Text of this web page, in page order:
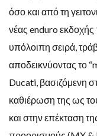
όσο και από τη
νέας enduro
υπόλοιπη σειρά,
αποδεικνύοντας το
Ducati, βασιζόμενη
καθιέρωση της ως
και στην επέκταση